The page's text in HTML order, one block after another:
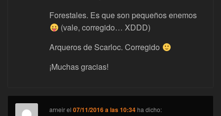
Forestales. Es que son pequeños enemos
(vale, corregido… XDDD)
Arqueros de Scarloc. Corregido
¡Muchas gracias!
arneirel07/11/2016 a las 10:34 ha dicho: